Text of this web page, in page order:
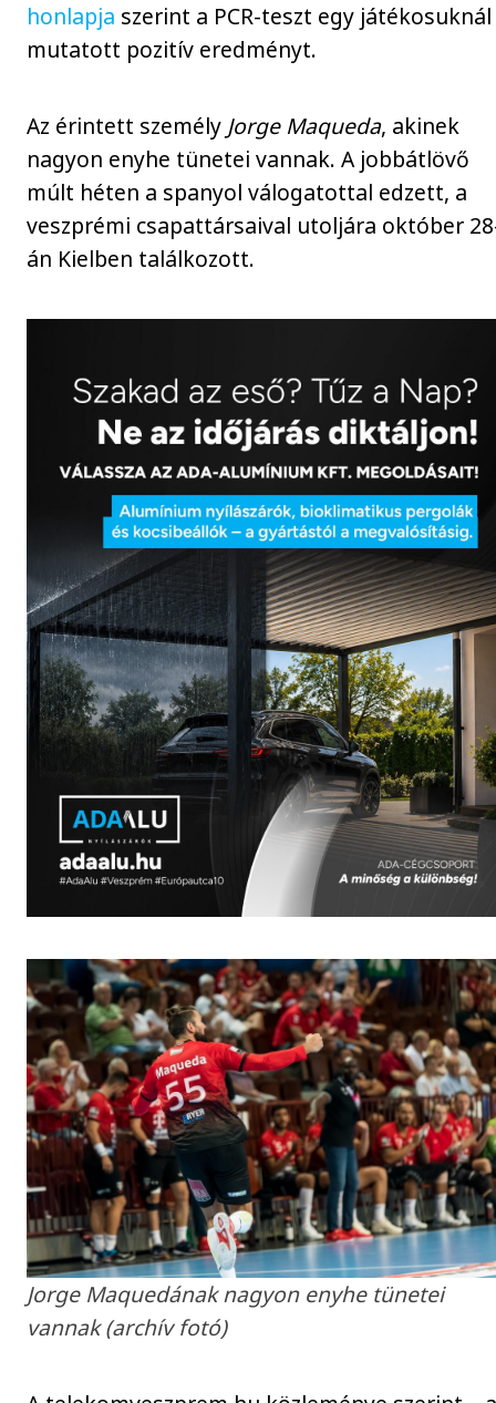
honlapja szerint a PCR-teszt egy játékosuknál
mutatott pozitív eredményt.
Az érintett személy Jorge Maqueda, akinek
nagyon enyhe tünetei vannak. A jobbátlövő
múlt héten a spanyol válogatottal edzett, a
veszprémi csapattársaival utoljára október
án Kielben találkozott.
Jorge Maquedának nagyon enyhe tünetei
vannak (archív fotó)